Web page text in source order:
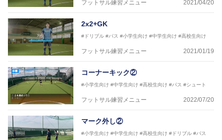
協会公認フットサルB級ライセンス
※全コーチボンフィンサッカースクール所属
フットサル練習メニュー 2021/04/20
2x2+GK
#ドリブル #パス #小学生向け #中学生向け #高校生向け
フットサル練習メニュー 2021/01/19
コーナーキック②
#小学生向け #中学生向け #高校生向け #パス #シュート
フットサル練習メニュー 2022/07/20
マーク外し②
#小学生向け #中学生向け #高校生向け #ドリブル #パス